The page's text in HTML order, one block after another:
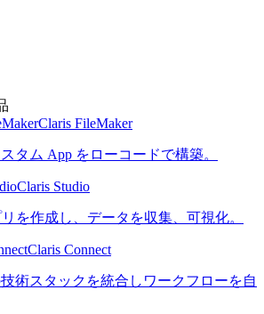
Claris FileMaker
タム App をローコードで構築。
Claris Studio
を作成し、データを収集、可視化。
Claris Connect
術スタックを統合しワークフローを自